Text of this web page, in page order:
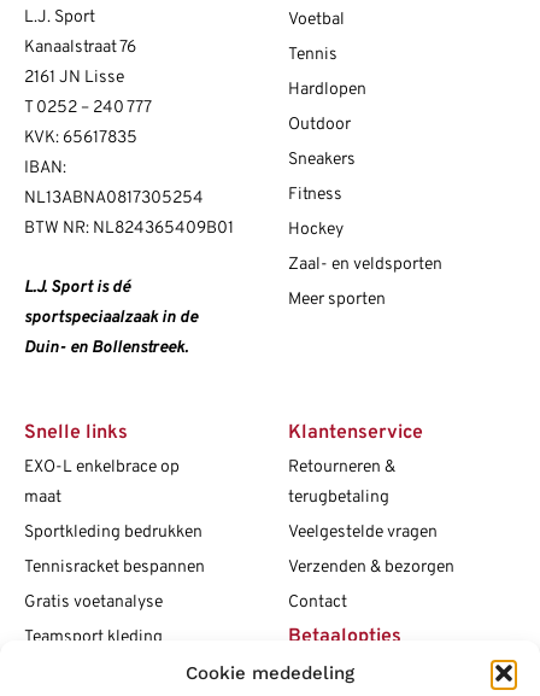
Cookie mededeling
L.J. Sport
Kanaalstraat 76
2161 JN Lisse
T0252 – 240 777
KVK: 65617835
IBAN:
NL13ABNA0817305254
BTW NR: NL824365409B01
L.J. Sport is dé
sportspeciaalzaak in de
Duin- en Bollenstreek.
Voetbal
Tennis
Hardlopen
Outdoor
Sneakers
Fitness
Hockey
Zaal- en veldsporten
Meer sporten
Snelle links
EXO-L enkelbrace op
maat
Sportkleding bedrukken
Tennisracket bespannen
Gratis voetanalyse
Teamsport kleding
Klantenservice
Retourneren &
terugbetaling
Veelgestelde vragen
Verzenden & bezorgen
Contact
Betaalopties